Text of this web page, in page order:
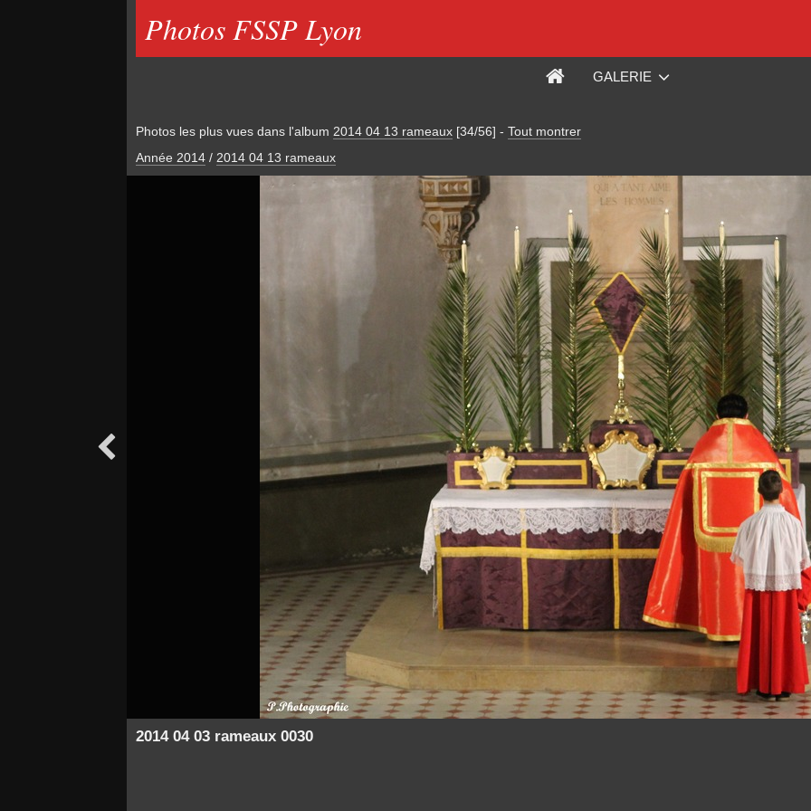
Photos FSSP Lyon
GALERIE
Photos les plus vues dans l'album 2014 04 13 rameaux [34/56] - Tout montrer
Année 2014 / 2014 04 13 rameaux

2014 04 03 rameaux 0030